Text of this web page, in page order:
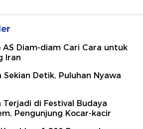
AS Diam-diam Cari Cara untuk
Iran
Sekian Detik, Puluhan Nyawa
Terjadi di Festival Budaya
Pengunjung Kocar-kacir